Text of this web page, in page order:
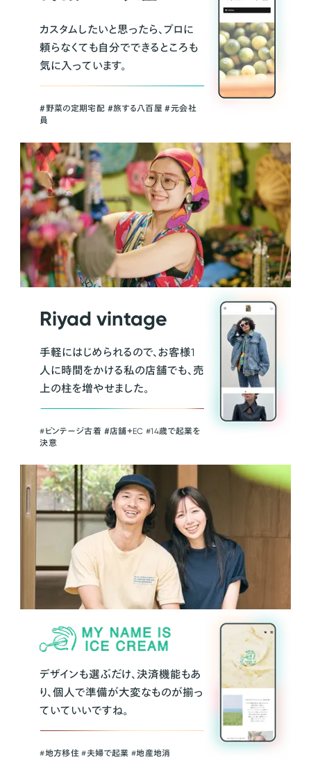
カスタムしたいと思ったら、プロに
頼らなくても自分でできるところも
気に入っています。
＃野菜の定期宅配 ＃旅する八百屋 ＃元会社
員
Riyad vintage
手軽にはじめられるので、お客様1
人に時間をかける私の店舗でも、売
上の柱を増やせました。
#ビンテージ古着 ＃店舗＋EC #14歳で起業を
決意
デザインも選ぶだけ、決済機能もあ
り、個人で準備が大変なものが揃っ
ていていいですね。
#地方移住 #夫婦で起業 #地産地消